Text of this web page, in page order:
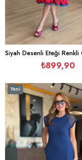
₺899,90
Yeni
Ürün